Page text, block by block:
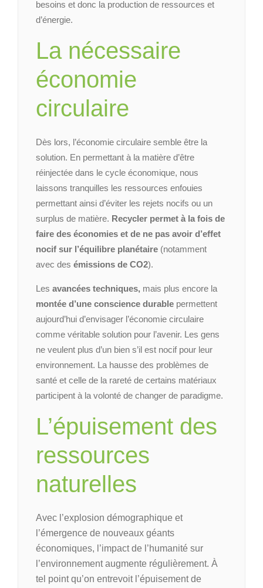
besoins et donc la production de ressources et
d’énergie.
La nécessaire
économie
circulaire
Dès lors, l’économie circulaire semble être la
solution. En permettant à la matière d’être
réinjectée dans le cycle économique, nous
laissons tranquilles les ressources enfouies
permettant ainsi d’éviter les rejets nocifs ou un
surplus de matière. Recycler permet à la fois de
faire des économies et de ne pas avoir d’effet
nocif sur l’équilibre planétaire (notamment
avec des émissions de CO2).
Les avancées techniques, mais plus encore la
montée d’une conscience durable permettent
aujourd’hui d’envisager l’économie circulaire
comme véritable solution pour l’avenir. Les gens
ne veulent plus d’un bien s’il est nocif pour leur
environnement. La hausse des problèmes de
santé et celle de la rareté de certains matériaux
participent à la volonté de changer de paradigme.
L’épuisement des
ressources
naturelles
Avec l’explosion démographique et
l’émergence de nouveaux géants
économiques, l’impact de l’humanité sur
l’environnement augmente régulièrement. À
tel point qu’on entrevoit l’épuisement de